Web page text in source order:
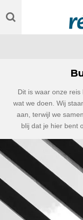
direct
Dit is waar onze
wat we doen. Wij
aan, terwijl we
blij dat je hier bent